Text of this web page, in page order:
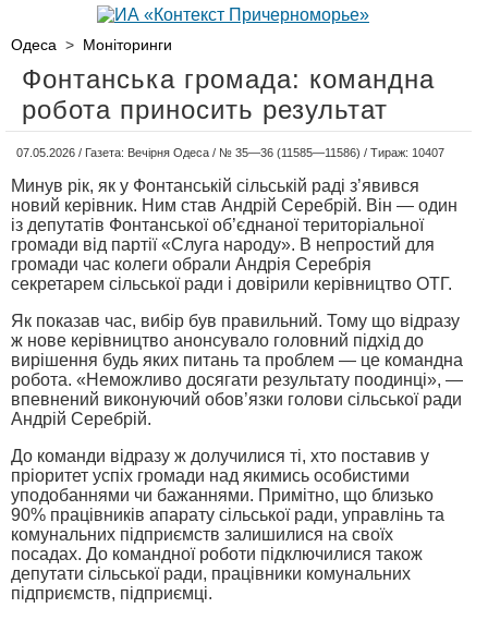
Одеса > Моніторинги
Фонтанська громада: командна
робота приносить результат
07.05.2026 / Газета: Вечірня Одеса / № 35—36 (11585—11586) / Тираж: 10407
Минув рік, як у Фонтанській сільській раді з’явився
новий керівник. Ним став Андрій Серебрій. Він — один
із депутатів Фонтанської об’єднаної територіальної
громади від партії «Слуга народу». В непростий для
громади час колеги обрали Андрія Серебрія
секретарем сільської ради і довірили керівництво ОТГ.
Як показав час, вибір був правильний. Тому що відразу
ж нове керівництво анонсувало головний підхід до
вирішення будь яких питань та проблем — це командна
робота. «Неможливо досягати результату поодинці», —
впевнений виконуючий обов’язки голови сільської ради
Андрій Серебрій.
До команди відразу ж долучилися ті, хто поставив у
пріоритет успіх громади над якимись особистими
уподобаннями чи бажаннями. Примітно, що близько
90% працівників апарату сільської ради, управлінь та
комунальних підприємств залишилися на своїх
посадах. До командної роботи підключилися також
депутати сільської ради, працівники комунальних
підприємств, підприємці.